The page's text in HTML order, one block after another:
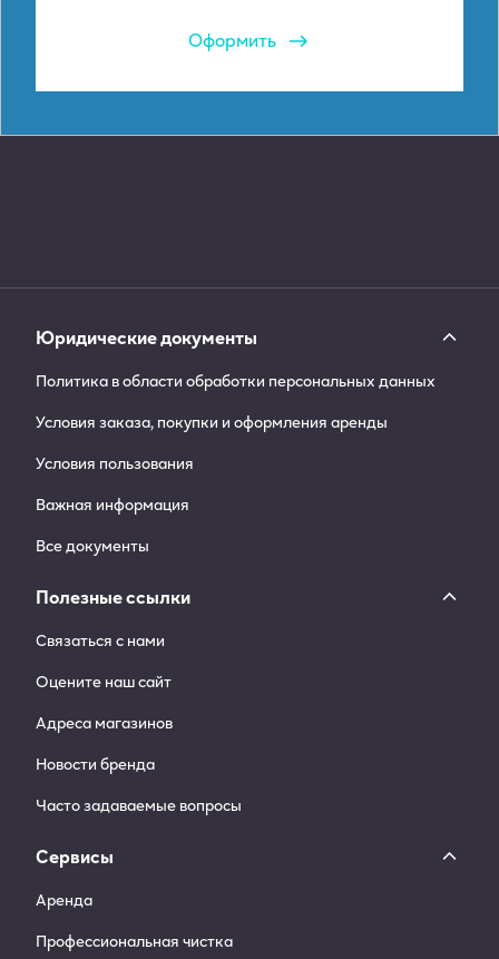
Оформить
Юридические документы
Политика в области обработки персональных данных
Условия заказа, покупки и оформления аренды
Условия пользования
Важная информация
Все документы
Полезные ссылки
Связаться с нами
Оцените наш сайт
Адреса магазинов
Новости бренда
Часто задаваемые вопросы
Сервисы
Аренда
Профессиональная чистка